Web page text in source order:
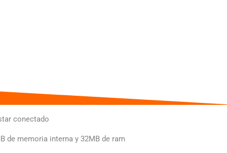
conectado
de memoria interna y 32MB de ram